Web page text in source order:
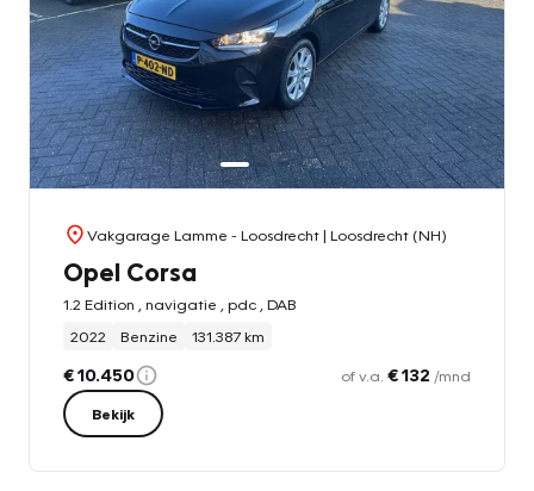
Vakgarage Lamme - Loosdrecht| Loosdrecht (NH)
Opel Corsa
1.2 Edition , navigatie , pdc , DAB
2022
Benzine 131.387 km
€ 10.450 of v.a. € 132 /mnd
Bekijk